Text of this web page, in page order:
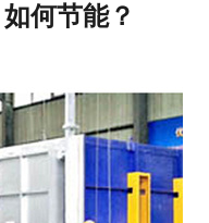
产品常识
何节能？